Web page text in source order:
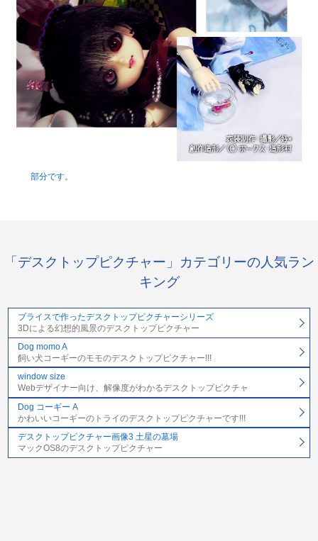
部分です。
「デスクトップピクチャー」カテゴリーの人気ラン
キング
ブライスで作ったデスクトップピクチャーシリーズ
3Dによる幻想的風景のデスクトップピクチャー
Dog momo A
飼い犬コーギーのモモのデスクトップピクチャー!!!
window size
Webデザイナー向け、解像度がわかるデスクトップピクチャ
Dog コーギー A
かわいいコーギーのトライのデスクトップピクチャーです!!!
デスクトップピクチャー画像3 土星の墓場
マックOS8のデスクトップピクチャー